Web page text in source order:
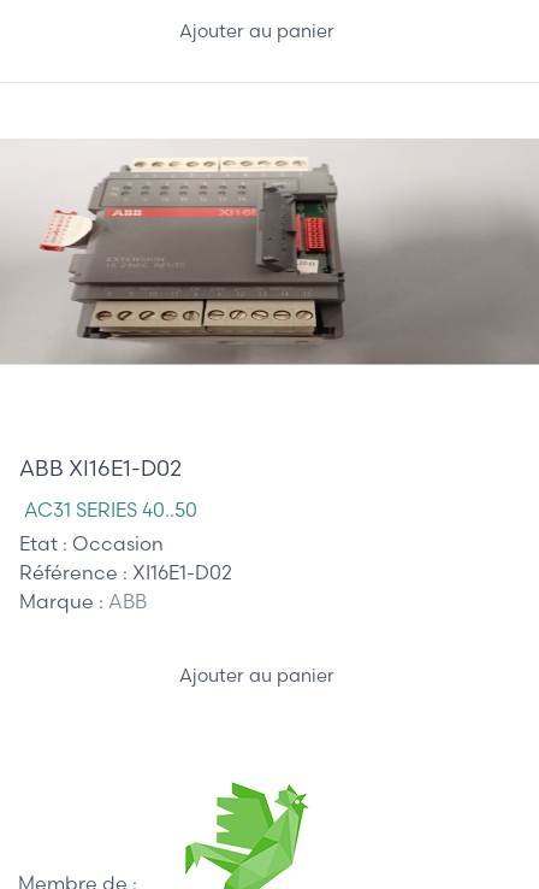
Ajouter au panier
ABB XI16E1-D02
AC31 SERIES 40..50
Etat : Occasion
Référence : XI16E1-D02
Marque : ABB
Ajouter au panier
Membre de :